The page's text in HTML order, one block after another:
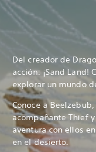
Del creador de
acción: ¡Sand Land!
explorar un mundo
Conoce a
acompañante Thief
aventura con ellos
en el desierto.